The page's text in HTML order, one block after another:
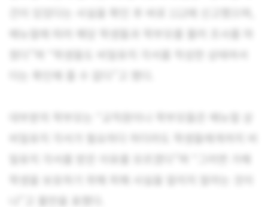
건이 있었다는 사실을 확인 후 바로 112에 신고했으며,
매뉴얼에 따라 해당 학생들과 학부모를 불러 조사를 마
쳤다”며 “학생들도 비밀유지 각서를 작성한 상태여서
더는 확인해 줄 수 없다”고 했다.
대부분의 학부모는 “교직원이나 학부모들은 매뉴얼 상
비밀유지 각서가 필요하다 하더라도 학생들에게까지 비
밀유지 각서를 받은 이유를 모르겠다”며 “그러면 가해
학생을 보호하기 위해 피해 사실을 알리지 말라는 것이
냐”고 불만을 표했다.